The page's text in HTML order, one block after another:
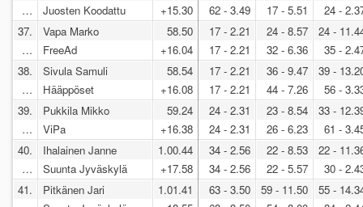
…
Juosten Koodattu
+15.30
62 - 3.49
17 - 5.51
24 -
37.
…
Vapa Marko
FreeAd
58.50
+16.04
17 - 2.21
17 - 2.21
24 - 8.57
32 - 6.36
24 -
35 -
38.
…
Sivula Samuli
Hääppöset
58.54
+16.08
17 - 2.21
17 - 2.21
36 - 9.47
44 - 7.26
39 -
56 -
39.
…
Pukkila Mikko
ViPa
59.24
+16.38
24 - 2.31
24 - 2.31
23 - 8.54
26 - 6.23
33 -
61 -
40.
…
Ihalainen Janne
Suunta Jyväskylä
1.00.44
+17.58
34 - 2.56
34 - 2.56
22 - 8.53
22 - 5.57
22 -
30 -
41.
Pitkänen Jari
1.01.41
63 - 3.50
59 - 11.50
55 -